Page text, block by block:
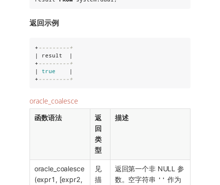
返回示例
+ ---------+
| result  |
+ ---------+
| true
    |
+ ---------+
oracle_coalesce
函数语法
返
回
类
型
描述
oracle_coalesce
(expr1, [expr2,
见
描
返回第一个非 NULL 参
数。空字符串 '' 作为